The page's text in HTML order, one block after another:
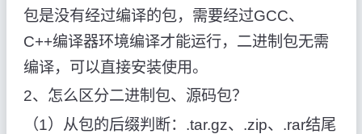
包是没有经过编译的包，需要经过GCC、
C++编译器环境编译才能运行，二进制包无需
编译，可以直接安装使用。
2、怎么区分二进制包、源码包？
（1）从包的后缀判断：.tar.gz、.zip、.rar结尾